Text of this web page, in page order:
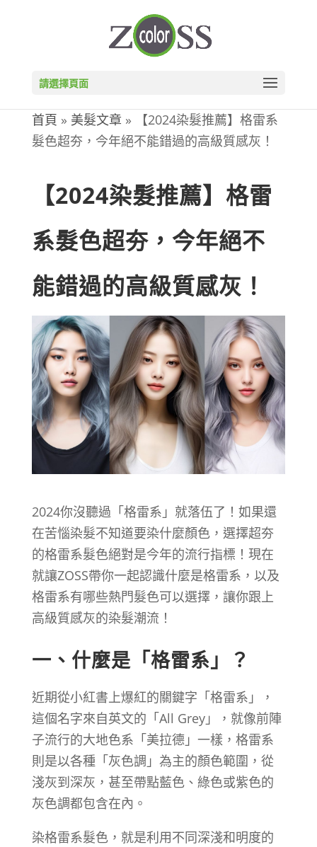
請選擇頁面
首頁 » 美髮文章 »
【2024染髮推薦】格雷系
髮色超夯，今年絕不能錯過的高級質感灰！
【2024染髮推薦】格雷
系髮色超夯，今年絕不
能錯過的高級質感灰！
2024你沒聽過「格雷系」就落伍了！如果還
在苦惱染髮不知道要染什麼顏色，選擇超夯
的格雷系髮色絕對是今年的流行指標！現在
就讓ZOSS帶你一起認識什麼是格雷系，以及
格雷系有哪些熱門髮色可以選擇，讓你跟上
高級質感灰的染髮潮流！
一、什麼是「格雷系」？
近期從小紅書上爆紅的關鍵字「格雷系」，
這個名字來自英文的「All Grey」，就像前陣
子流行的大地色系「美拉德」一樣，格雷系
則是以各種「灰色調」為主的顏色範圍，從
淺灰到深灰，甚至帶點藍色、綠色或紫色的
灰色調都包含在內。
染格雷系髮色，就是利用不同深淺和明度的